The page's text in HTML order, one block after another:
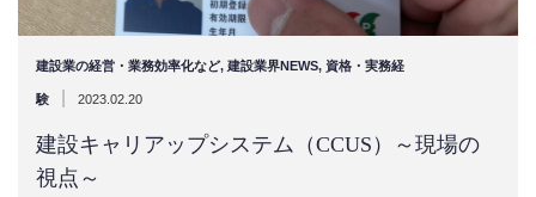
建設業の経営・業務効率化など, 建設業界NEWS, 資格・実務経
験 2023.02.20
建設キャリアップシステム（CCUS）～現場の
視点～